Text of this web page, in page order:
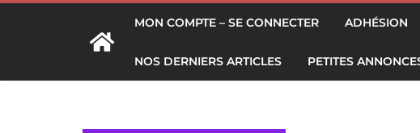
MON COMPTE – SE CONNECTER ADHÉSION
NOS DERNIERS ARTICLES PETITES